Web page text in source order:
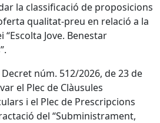
la classificació de proposicions
qualitat-preu en relació a la
Jove. Benestar
núm. 512/2026, de 23 de
el Plec de Clàusules
i el Plec de Prescripcions
del “Subministrament,